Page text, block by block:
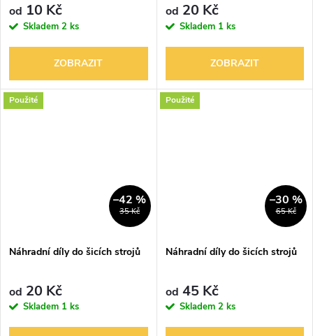
od 10 Kč
Skladem 2 ks
ZOBRAZIT
od 20 Kč
Skladem 1 ks
ZOBRAZIT
Použité
35 Kč
–42 %
Náhradní díly do šicích strojů
od 20 Kč
Skladem 1 ks
Použité
65 Kč
–30 %
Náhradní díly do šicích strojů
od 45 Kč
Skladem 2 ks